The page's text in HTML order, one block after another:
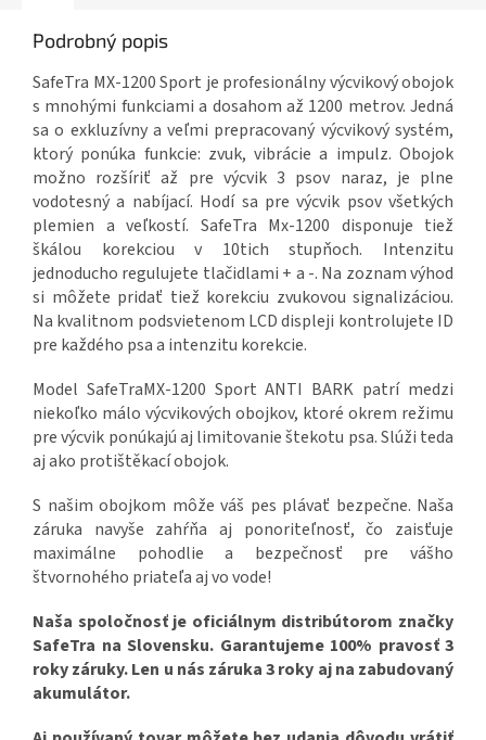
Podrobný popis
SafeTra MX-1200 Sport je profesionálny výcvikový obojok
s mnohými funkciami a dosahom až 1200 metrov. Jedná
sa o exkluzívny a veľmi prepracovaný výcvikový systém,
ktorý ponúka funkcie: zvuk, vibrácie a impulz. Obojok
možno rozšíriť až pre výcvik 3 psov naraz, je plne
vodotesný a nabíjací. Hodí sa pre výcvik psov všetkých
plemien a veľkostí. SafeTra Mx-1200 disponuje tiež
škálou korekciou v 10tich stupňoch. Intenzitu
jednoducho regulujete tlačidlami + a -. Na zoznam výhod
si môžete pridať tiež korekciu zvukovou signalizáciou.
Na kvalitnom podsvietenom LCD displeji kontrolujete ID
pre každého psa a intenzitu korekcie.
Model SafeTraMX-1200 Sport ANTI BARK patrí medzi
niekoľko málo výcvikových obojkov, ktoré okrem režimu
pre výcvik ponúkajú aj limitovanie štekotu psa. Slúži teda
aj ako protištěkací obojok.
S našim obojkom môže váš pes plávať bezpečne. Naša
záruka navyše zahŕňa aj ponoriteľnosť, čo zaisťuje
maximálne pohodlie a bezpečnosť pre vášho
štvornohého priateľa aj vo vode!
Naša spoločnosť je oficiálnym distribútorom značky
SafeTra na Slovensku. Garantujeme 100% pravosť 3
roky záruky. Len u nás záruka 3 roky aj na zabudovaný
akumulátor.